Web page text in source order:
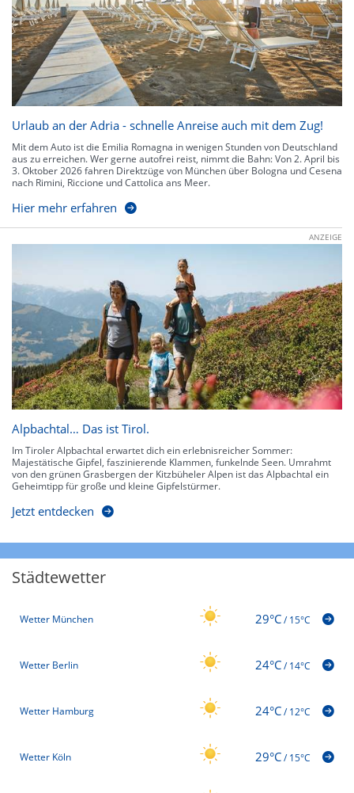
Urlaub an der Adria - schnelle Anreise auch mit dem Zug!
Mit dem Auto ist die Emilia Romagna in wenigen Stunden von Deutschland
aus zu erreichen. Wer gerne autofrei reist, nimmt die Bahn: Von 2. April bis
3. Oktober 2026 fahren Direktzüge von München über Bologna und Cesena
nach Rimini, Riccione und Cattolica ans Meer.
Hier mehr erfahren
ANZEIGE
Alpbachtal… Das ist Tirol.
Im Tiroler Alpbachtal erwartet dich ein erlebnisreicher Sommer:
Majestätische Gipfel, faszinierende Klammen, funkelnde Seen. Umrahmt
von den grünen Grasbergen der Kitzbüheler Alpen ist das Alpbachtal ein
Geheimtipp für große und kleine Gipfelstürmer.
Jetzt entdecken
Städtewetter
Wetter München 29°C/15°C
Wetter Berlin 24°C/14°C
Wetter Hamburg 24°C/12°C
Wetter Köln 29°C/15°C